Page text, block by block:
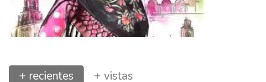
+ recientes + vistas